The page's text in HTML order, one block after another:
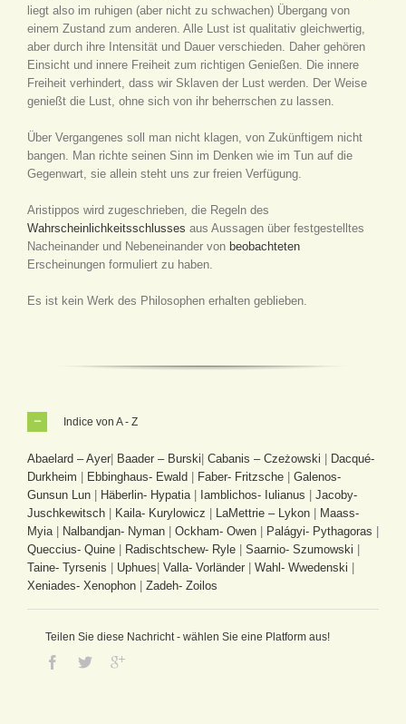
liegt also im ruhigen (aber nicht zu schwachen) Übergang von
einem Zustand zum anderen. Alle Lust ist qualitativ gleichwertig,
aber durch ihre Intensität und Dauer verschieden. Daher gehören
Einsicht und innere Freiheit zum richtigen Genießen. Die innere
Freiheit verhindert, dass wir Sklaven der Lust werden. Der Weise
genießt die Lust, ohne sich von ihr beherrschen zu lassen.
Über Vergangenes soll man nicht klagen, von Zukünftigem nicht
bangen. Man richte seinen Sinn im Denken wie im Tun auf die
Gegenwart, sie allein steht uns zur freien Verfügung.
Aristippos wird zugeschrieben, die Regeln des
Wahrscheinlichkeitsschlusses aus Aussagen über festgestelltes
Nacheinander und Nebeneinander von beobachteten
Erscheinungen formuliert zu haben.
Es ist kein Werk des Philosophen erhalten geblieben.
Indice von A - Z
Abaelard – Ayer Baader – Burski Cabanis – Czeżowski
Dacqué-
Durkheim
Ebbinghaus- Ewald Faber- Fritzsche
Galenos-
Gunsun Lun
Häberlin- Hypatia Iamblichos- Iulianus
Jacoby-
Juschkewitsch
Kaila- Kurylowicz LaMettrie – Lykon
Maass-
Myia
Nalbandjan- Nyman Ockham- Owen Palágyi- Pythagoras
Queccius- Quine
Radischtschew- Ryle Saarnio- Szumowski
Taine- Tyrsenis
Uphues Valla- Vorländer Wahl- Wwedenski
Xeniades- Xenophon
Zadeh- Zoilos
Teilen Sie diese Nachricht - wählen Sie eine Platform aus!